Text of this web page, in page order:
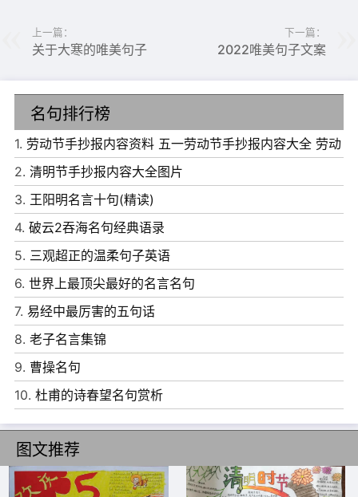
12、猫咪在落叶里打滚儿，晚霞铺满天空，风把思念吹向
13、我们来这世间一趟，为的是好好生活。往昔已不可回
头，前路仍未可知，我们只经历着此时此刻。只愿我们带着
盛放的灿烂，奔向无尽的远方。
14、偷偷努力的感觉很好，不声张也不埋怨。自己一点点地
去改变，等你告别了自己时，你就可以对自己说：“太棒
了，我终于熬过了”。
15、愿你的眼中常有光芒，活成你想要的模样。
16、我在黄昏上写一封书信，载着落日的余晖和银河的浪
漫，寄给你，寄给温柔本身。
17、迟到的向日葵也会开花。
上一篇：
关于大寒的唯美句子
下一篇：
2022唯美句子文案
名句排行榜
1. 劳动节手抄报内容资料 五一劳动节手抄报内容大全 劳动
节手抄报简单好画
2. 清明节手抄报内容大全图片
3. 王阳明名言十句(精读)
4. 破云2吞海名句经典语录
5. 三观超正的温柔句子英语
6. 世界上最顶尖最好的名言名句
7. 易经中最厉害的五句话
8. 老子名言集锦
9. 曹操名句
10. 杜甫的诗春望名句赏析
图文推荐